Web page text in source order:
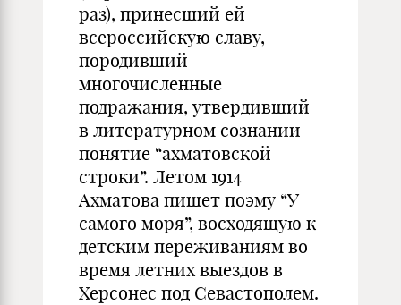
раз), принесший ей
всероссийскую славу,
породивший
многочисленные
подражания, утвердивший
в литературном сознании
понятие “ахматовской
строки”. Летом 1914
Ахматова пишет поэму “У
самого моря”, восходящую к
детским переживаниям во
время летних выездов в
Херсонес под Севастополем.